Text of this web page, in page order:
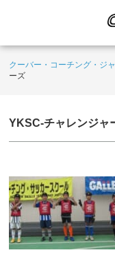
クーバー・コーチング・ジ
ーズ
YKSC-チャレンジャ